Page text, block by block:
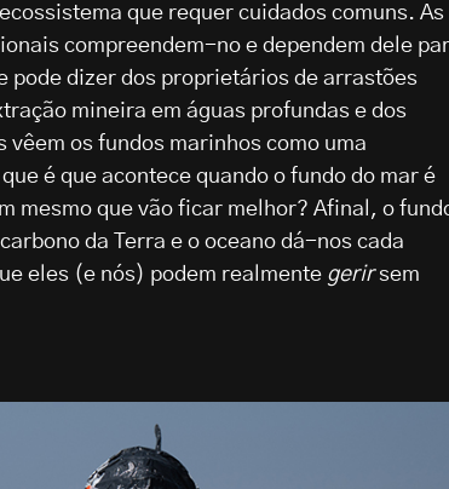
que requer cuidados comuns. As
compreendem-no e dependem dele
pode dizer dos proprietários de arrastões
mineira em águas profundas e dos
os fundos marinhos como uma
é que acontece quando o fundo do mar é
mesmo que vão ficar melhor? Afinal, o
da Terra e o oceano dá-nos cada
eles (e nós) podem realmente gerirsem